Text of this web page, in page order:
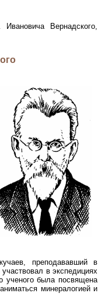
Вернадского,
преподававший в
в экспедициях
ученого была посвящена
минералогией и